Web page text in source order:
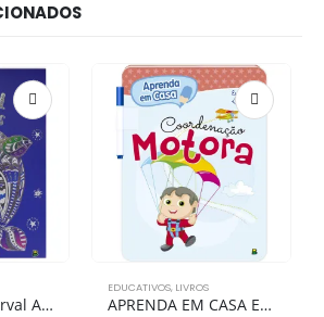
Conto E Cor: Narval Arco-Iris, O
EDUCATIVOS, LIVROS
APRENDA EM CASA ESCREVA E APAGUE: COORDENACAO MOTORA